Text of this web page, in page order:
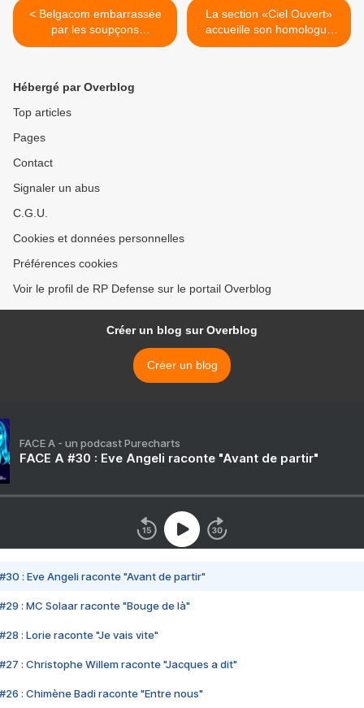
< Belgacom embarrassée
par les soupçons
d'espionnage et de piratage
La section «Ciel Ouvert»
accueille son homologue
russe >
Hébergé par Overblog
Top articles
Pages
Contact
Signaler un abus
C.G.U.
Cookies et données personnelles
Préférences cookies
Voir le profil de RP Defense sur le portail Overblog
Créer un blog sur Overblog
Créer un blog
FACE A - un podcast Purecharts
FACE A #30 : Eve Angeli raconte "Avant de partir"
#30 : Eve Angeli raconte "Avant de partir"
#29 : MC Solaar raconte "Bouge de là"
#28 : Lorie raconte "Je vais vite"
#27 : Christophe Willem raconte "Jacques a dit"
#26 : Chimène Badi raconte "Entre nous"